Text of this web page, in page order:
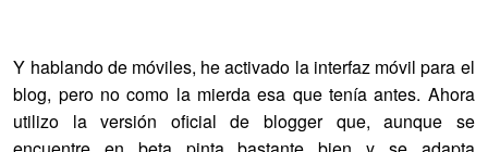
Y hablando de móviles, he activado la interfaz móvil para el
blog, pero no como la mierda esa que tenía antes. Ahora
utilizo la versión oficial de blogger que, aunque se